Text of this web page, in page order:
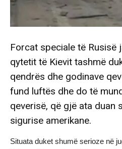
Forcat speciale të Rusisë
qytetit të Kievit tashmë
qendrës dhe godinave
fund luftës dhe do të
qeverisë, që gjë ata duan
sigurise amerikane.
Situata duket shumë serioze në